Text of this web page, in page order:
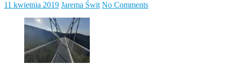
11 kwietnia 2019 Jarema Świt No Comments